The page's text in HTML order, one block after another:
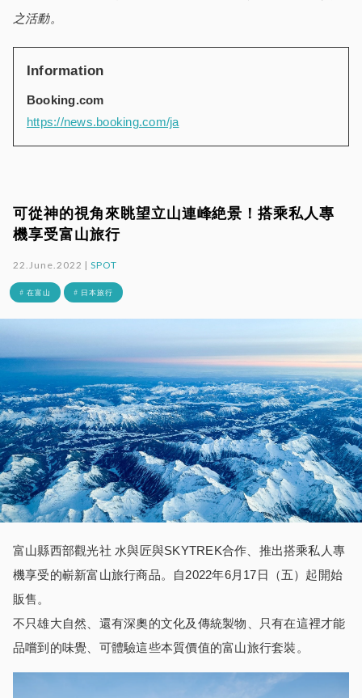
之活動。
Information
Booking.com
https://news.booking.com/ja
可從神的視角來眺望立山連峰絶景！搭乘私人專
機享受富山旅行
22.June.2022 |SPOT
# 在富山 # 日本旅行
富山縣西部觀光社 水與匠與SKYTREK合作、推出搭乘私人專
機享受的嶄新富山旅行商品。自2022年6月17日（五）起開始
販售。
不只雄大自然、還有深奧的文化及傳統製物、只有在這裡才能
品嚐到的味覺、可體驗這些本質價值的富山旅行套裝。